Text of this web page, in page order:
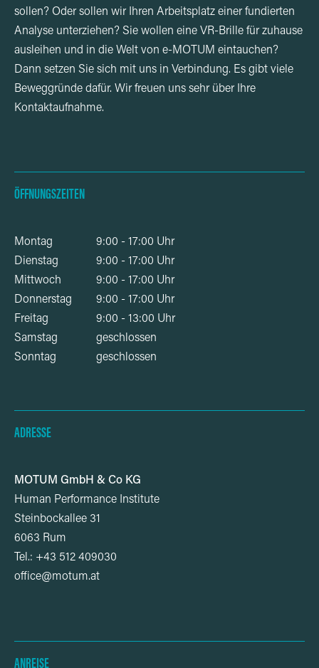
sollen? Oder sollen wir Ihren Arbeitsplatz einer fundierten
Analyse unterziehen? Sie wollen eine VR-Brille für zuhause
ausleihen und in die Welt von e-MOTUM eintauchen?
Dann setzen Sie sich mit uns in Verbindung. Es gibt viele
Beweggründe dafür. Wir freuen uns sehr über Ihre
Kontaktaufnahme.
ÖFFNUNGSZEITEN
Montag
9:00 - 17:00 Uhr
Dienstag
9:00 - 17:00 Uhr
Mittwoch
9:00 - 17:00 Uhr
Donnerstag
9:00 - 17:00 Uhr
Freitag
9:00 - 13:00 Uhr
Samstag
geschlossen
Sonntag
geschlossen
ADRESSE
MOTUM GmbH & Co KG
Human Performance Institute
Steinbockallee 31
6063 Rum
Tel.: +43 512 409030
office@motum.at
ANREISE